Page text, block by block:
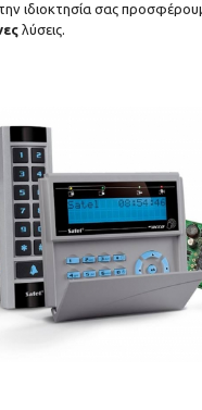
ιδιοκτησία σας
λύσεις.